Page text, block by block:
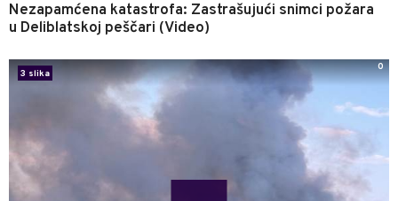
Nezapamćena katastrofa: Zastrašujući snimci požara
u Deliblatskoj peščari (Video)
3 slika
0